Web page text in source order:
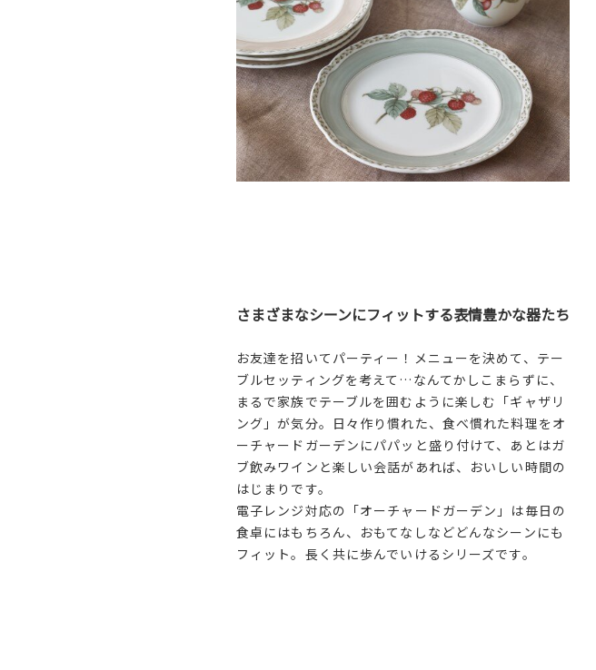
さまざまなシーンにフィットする表情豊かな器たち
お友達を招いてパーティー！メニューを決めて、テー
ブルセッティングを考えて…なんてかしこまらずに、
まるで家族でテーブルを囲むように楽しむ「ギャザリ
ング」が気分。日々作り慣れた、食べ慣れた料理をオ
ーチャードガーデンにパパッと盛り付けて、あとはガ
ブ飲みワインと楽しい会話があれば、おいしい時間の
はじまりです。
電子レンジ対応の「オーチャードガーデン」は毎日の
食卓にはもちろん、おもてなしなどどんなシーンにも
フィット。長く共に歩んでいけるシリーズです。